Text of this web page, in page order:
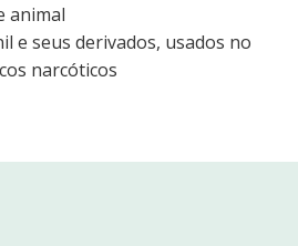
animal
e seus derivados, usados no
narcóticos